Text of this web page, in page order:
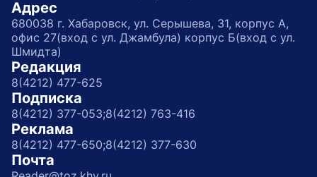
Адрес
680038 г. Хабаровск, ул. Серышева, 31, корпус А,
офис 27(вход с ул. Джамбула) корпус Б(вход с ул.
Шмидта)
Редакция
8(4212) 477-625
Подписка
8(4212) 377-053;8(4212) 763-416
Реклама
8(4212) 477-650;8(4212) 377-630
Почта